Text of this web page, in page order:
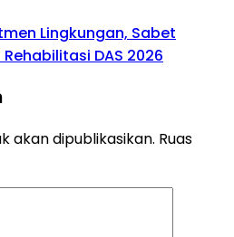
Lingkungan, Sabet
DAS 2026
akan dipublikasikan. Ruas